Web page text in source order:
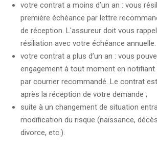
votre contrat a moins d’un an : vous
première échéance par lettre
de réception. L'assureur doit vous
résiliation avec votre échéance annuelle.
votre contrat a plus d’un an : vous
engagement à tout moment en
par courrier recommandé. Le contrat
après la réception de votre demande ;
suite à un changement de situation
modification du risque (naissance,
divorce, etc.).